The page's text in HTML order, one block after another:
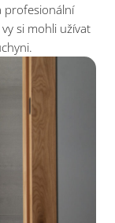
profesionální
si mohli užívat